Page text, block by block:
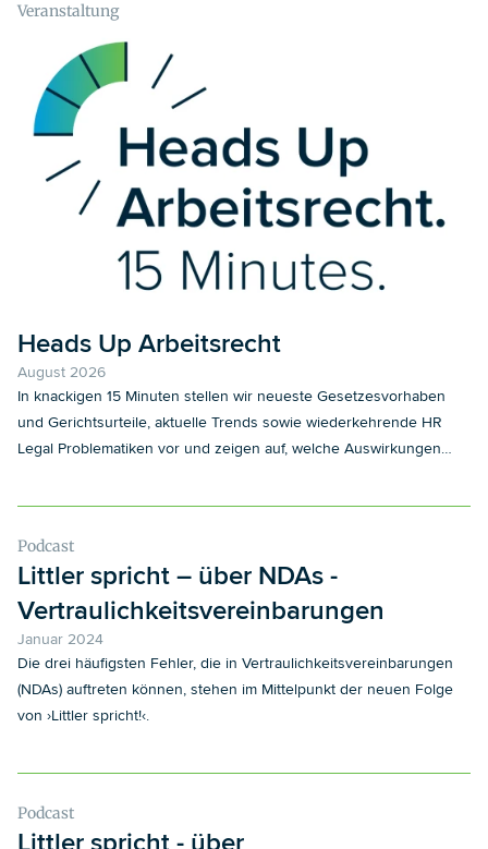
Veranstaltung
Heads Up Arbeitsrecht
August 2026
In knackigen 15 Minuten stellen wir neueste Gesetzesvorhaben
und Gerichtsurteile, aktuelle Trends sowie wiederkehrende HR
Legal Problematiken vor und zeigen auf, welche Auswirkungen
Podcast
Littler spricht – über NDAs -
Vertraulichkeitsvereinbarungen
Januar 2024
Die drei häufigsten Fehler, die in Vertraulichkeitsvereinbarungen
(NDAs) auftreten können, stehen im Mittelpunkt der neuen Folge
von ›Littler spricht!‹.
Podcast
Littler spricht - über